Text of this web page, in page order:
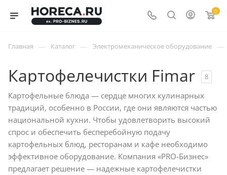
0
Главная — Каталог — Электромеханическое оборудование —
Картофелечистки Fimar 8
Картофельные блюда — сердце многих кулинарных
традиций, особенно в России, где они являются частью
национальной кухни. Чтобы удовлетворить высокий
спрос и обеспечить бесперебойную подачу
картофельных блюд, ресторанам и кафе необходимо
эффективное оборудование. Компания «PRO-Бизнес»
предлагает решение — надежные картофелечистки